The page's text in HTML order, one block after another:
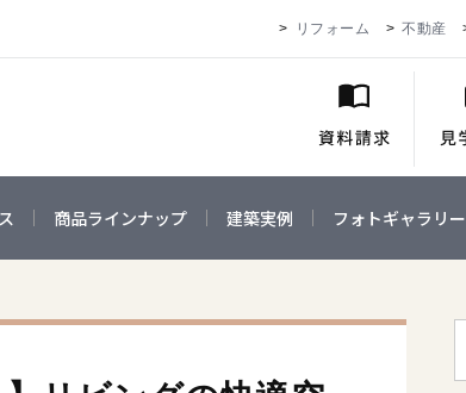
リフォーム 不動産
商品ラインナップ 建築実例 フォトギャラリー